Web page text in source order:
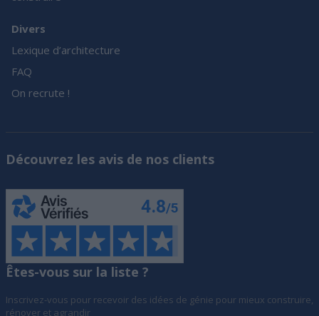
Divers
Lexique d’architecture
FAQ
On recrute !
Découvrez les avis de nos clients
Êtes-vous sur la liste ?
Inscrivez-vous pour recevoir des idées de génie pour mieux construire,
rénover et agrandir